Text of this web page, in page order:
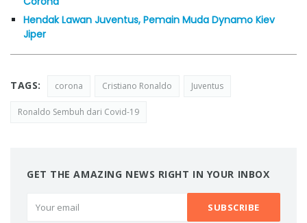
Hendak Lawan Juventus, Pemain Muda Dynamo Kiev
Jiper
TAGS: corona Cristiano Ronaldo Juventus
Ronaldo Sembuh dari Covid-19
GET THE AMAZING NEWS RIGHT IN YOUR INBOX